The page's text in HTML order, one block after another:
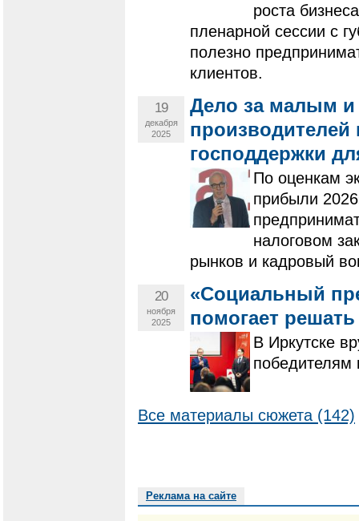
роста
пленарной сессии с
полезно
клиентов.
19
декабря
2025
Дело за малым и
господдержки
По оценкам
прибыли
налоговом
рынков и кадровый
20
ноября
2025
«Социальный
помогает
В Иркутске
победителям
Все материалы сюжета (142)
Реклама на сайте